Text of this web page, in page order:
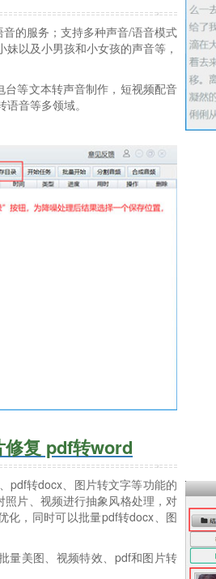
的服务；支持多种声音/语音模式
以及小男孩和小女孩的声音等，
等文本转声音制作，短视频配音
音等多领域。
修复 pdf转word
pdf转docx、图片转文字等功能的
片、视频进行抽象风格处理，对
化，同时可以批量pdf转docx、图
量美图、视频特效、pdf和图片转